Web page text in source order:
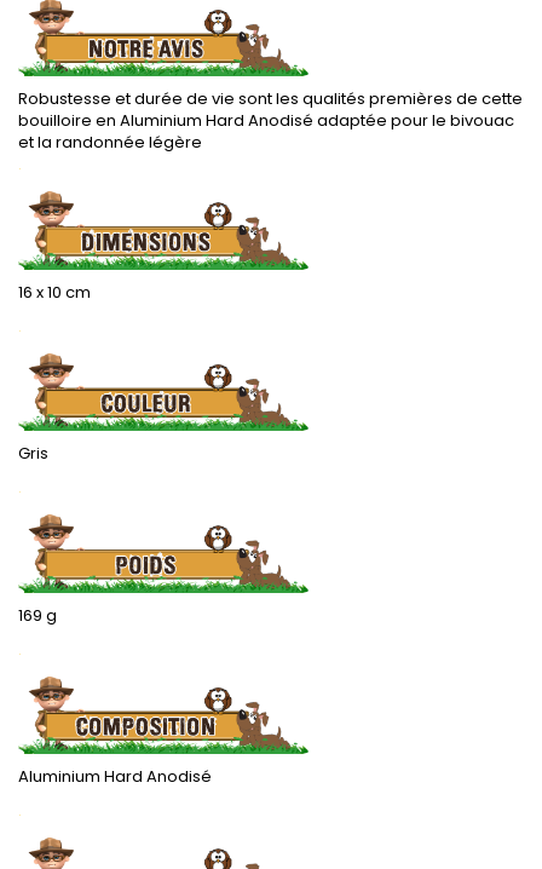
Robustesse et durée de vie sont les qualités premières de cette
bouilloire en Aluminium Hard Anodisé adaptée pour le bivouac
et la randonnée légère
.
16 x 10 cm
.
Gris
.
169 g
.
Aluminium Hard Anodisé
.